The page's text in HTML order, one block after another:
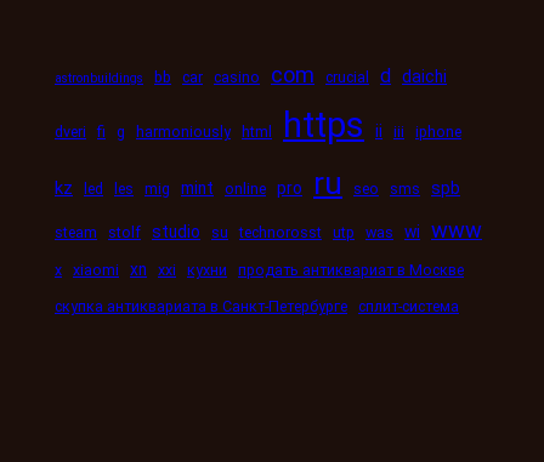
astronbuildings bb car casino com crucial d daichi
dveri fi g harmoniously html https ii iii iphone
kz led les mig mint online pro ru seo sms spb
steam stolf studio su technorosst utp was wi www
x xiaomi xn xxi кухни
продать антиквариат в Москве
скупка антиквариата в Санкт-Петербурге сплит-система